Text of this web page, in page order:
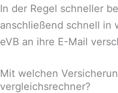
In der Regel schneller
anschließend schnell in
eVB an ihre E-Mail
Mit welchen
vergleichsrechner?